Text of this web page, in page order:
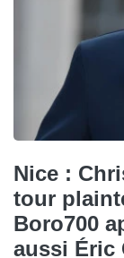
Nice :
tour
Boro700
aussi Éric